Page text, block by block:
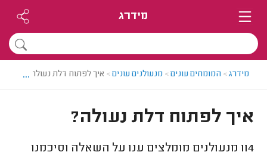
מידרג
מידרג> המומחים עונים> מנעולנים עונים> איך לפתוח דלת נעולה?...
איך לפתוח דלת נעולה?
114 מנעולנים מומלצים ענו על השאלה וסיכמנו